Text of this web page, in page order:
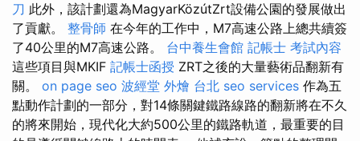
刀 此外，該計劃還為MagyarKözútZrt設備公園的發展做出
了貢獻。 整骨師 在今年的工作中，M7高速公路上總共續簽
了40公里的M7高速公路。 台中養生會館 記帳士 考試內容
這些項目與MKIF 記帳士函授 ZRT之後的大量藝術品翻新有
關。 on page seo 波經堂 外燴 台北 seo services 作為五
點動作計劃的一部分，對14條關鍵鐵路線路的翻新將在不久
的將來開始，現代化大約500公里的鐵路軌道，最重要的目